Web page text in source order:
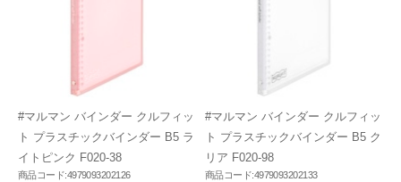
#マルマン バインダー クルフィッ
ト プラスチックバインダー B5 ラ
イトピンク F020-38
商品コード:4979093202126
#マルマン バインダー クルフィッ
ト プラスチックバインダー B5 ク
リア F020-98
商品コード:4979093202133